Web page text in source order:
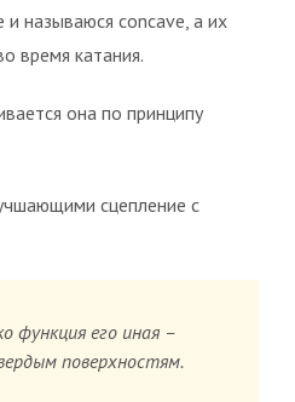
называюся concave, а их
время катания.
она по принципу
сцепление с
функция его иная –
поверхностям.